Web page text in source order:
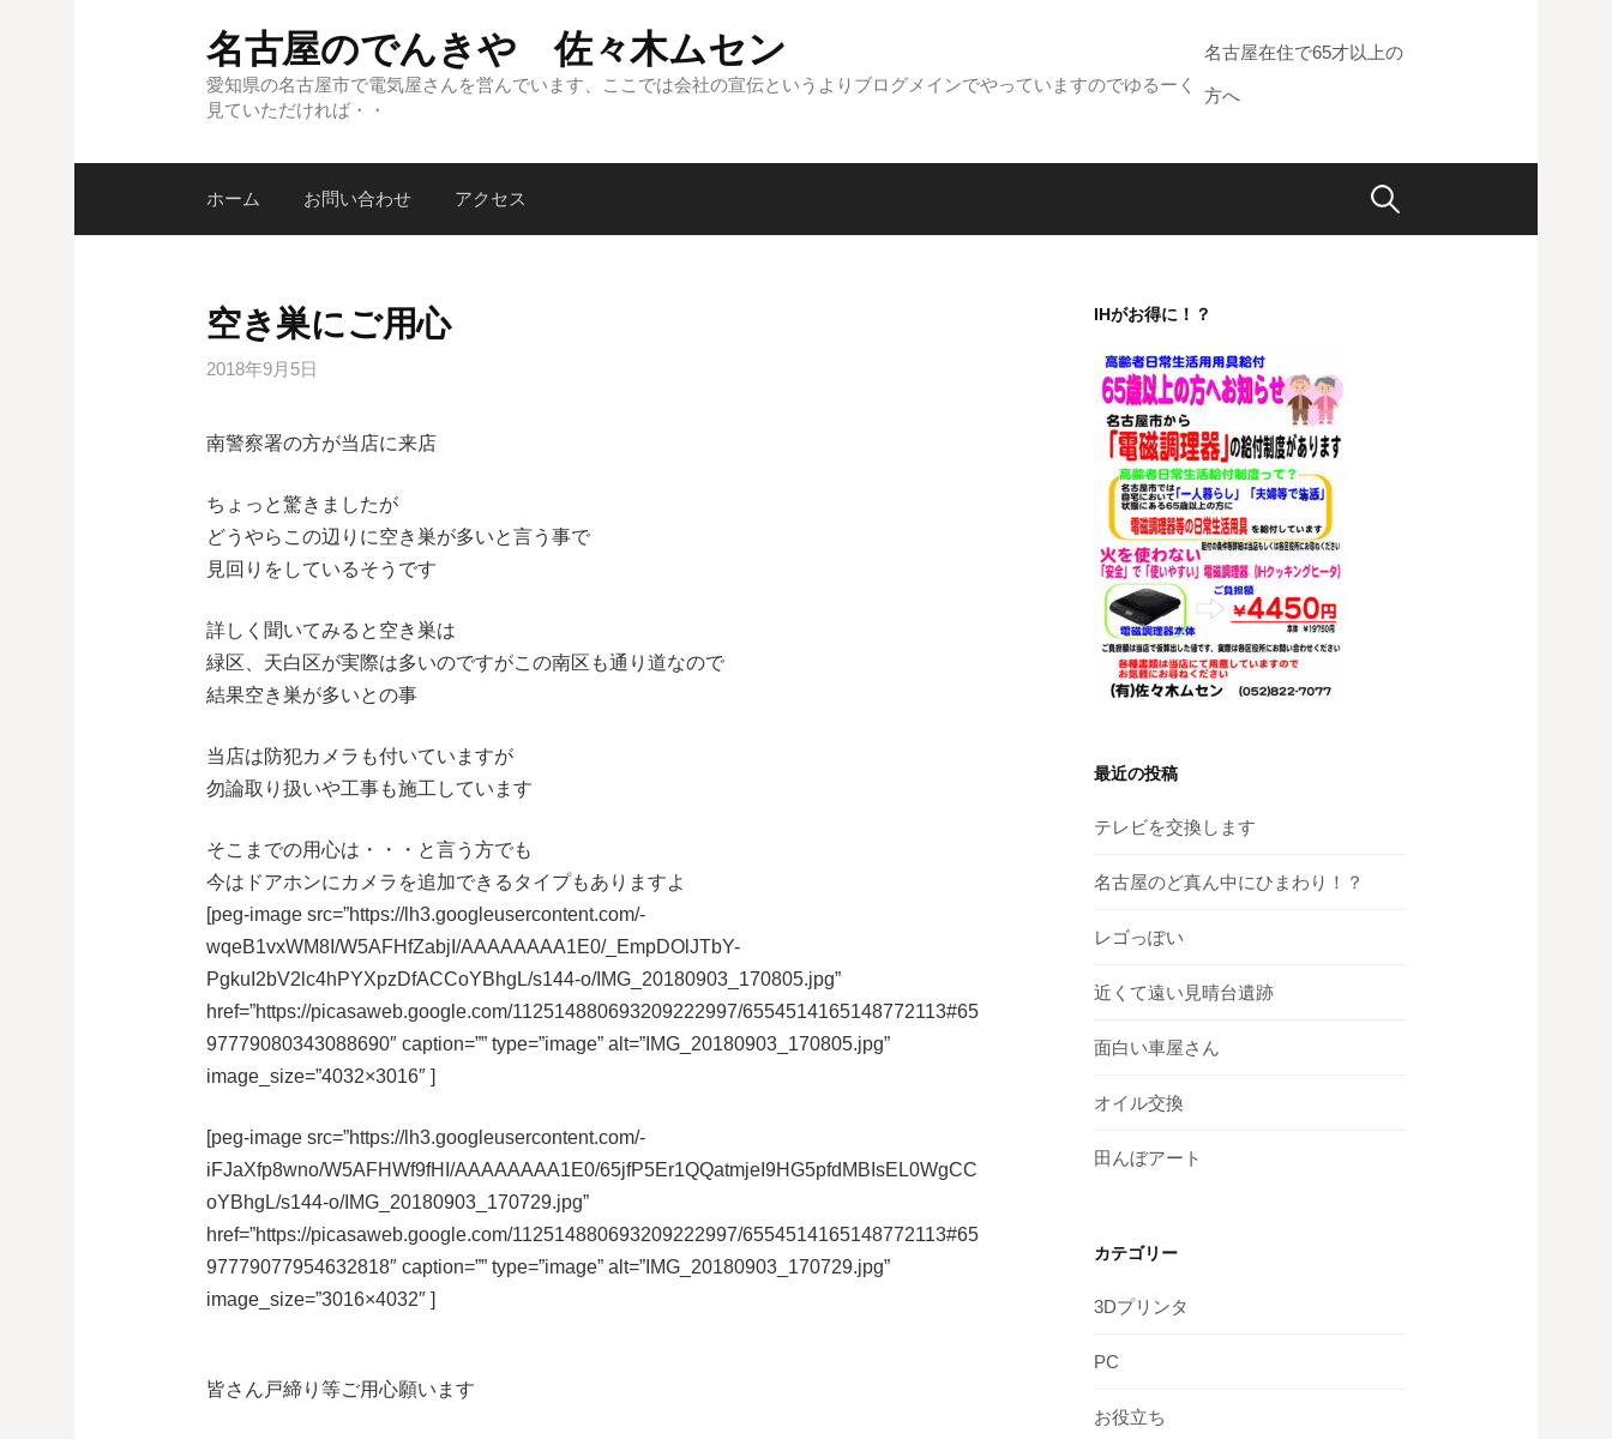
キ
名古屋のでんきや 佐々木ムセン
愛知県の名古屋市で電気屋さんを営んでいます、ここでは会社の宣伝というよりブログメインでやっていますのでゆるーく
見ていただければ・・
名古屋在住で65才以上の
方へ
ホーム お問い合わせ アクセス 検
空き巣にご用心
2018年9月5日
南警察署の方が当店に来店
ちょっと驚きましたが
どうやらこの辺りに空き巣が多いと言う事で
見回りをしているそうです
詳しく聞いてみると空き巣は
緑区、天白区が実際は多いのですがこの南区も通り道なので
結果空き巣が多いとの事
当店は防犯カメラも付いていますが
勿論取り扱いや工事も施工しています
そこまでの用心は・・・と言う方でも
今はドアホンにカメラを追加できるタイプもありますよ
[peg-image src=”https://lh3.googleusercontent.com/-
wqeB1vxWM8I/W5AFHfZabjI/AAAAAAAA1E0/_EmpDOlJTbY-
PgkuI2bV2lc4hPYXpzDfACCoYBhgL/s144-o/IMG_20180903_170805.jpg”
href=”https://picasaweb.google.com/112514880693209222997/6554514165148772113#65
97779080343088690″ caption=”” type=”image” alt=”IMG_20180903_170805.jpg”
image_size=”4032×3016″ ]
[peg-image src=”https://lh3.googleusercontent.com/-
iFJaXfp8wno/W5AFHWf9fHI/AAAAAAAA1E0/65jfP5Er1QQatmjeI9HG5pfdMBIsEL0WgCC
oYBhgL/s144-o/IMG_20180903_170729.jpg”
href=”https://picasaweb.google.com/112514880693209222997/6554514165148772113#65
97779077954632818″ caption=”” type=”image” alt=”IMG_20180903_170729.jpg”
image_size=”3016×4032″ ]
皆さん戸締り等ご用心願います
IHがお得に！？
最近の投稿
テレビを交換します
名古屋のど真ん中にひまわり！？
レゴっぽい
近くて遠い見晴台遺跡
面白い車屋さん
オイル交換
田んぼアート
カテゴリー
3Dプリンタ
PC
お役立ち